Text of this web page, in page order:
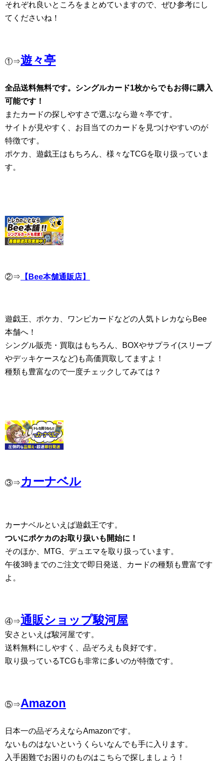
それぞれ良いところをまとめていますので、ぜひ参考にし
てくださいね！
①⇒遊々亭
全品送料無料です。シングルカード1枚からでもお得に購入
可能です！
またカードの探しやすさで選ぶなら遊々亭です。
サイトが見やすく、お目当てのカードを見つけやすいのが
特徴です。
ポケカ、遊戯王はもちろん、様々なTCGを取り扱っていま
す。
②⇒ 【Bee本舗通販店】
遊戯王、ポケカ、ワンピカードなどの人気トレカならBee
本舗へ！
シングル販売・買取はもちろん、BOXやサプライ(スリーブ
やデッキケースなど)も高価買取してますよ！
種類も豊富なので一度チェックしてみては？
③⇒ カーナベル
カーナベルといえば遊戯王です。
ついにポケカのお取り扱いも開始に！
そのほか、MTG、デュエマを取り扱っています。
午後3時までのご注文で即日発送、カードの種類も豊富です
よ。
④⇒通販ショップ駿河屋
安さといえば駿河屋です。
送料無料にしやすく、品ぞろえも良好です。
取り扱っているTCGも非常に多いのが特徴です。
⑤⇒Amazon
日本一の品ぞろえならAmazonです。
ないものはないというくらいなんでも手に入ります。
入手困難でお困りのものはこちらで探しましょう！